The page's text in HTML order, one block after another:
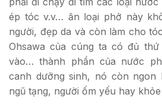
ép tóc v.v… ăn loại phở này
người, đẹp da và còn làm cho
Ohsawa của cúng ta có đủ
vào… thành phần của nước
canh dưỡng sinh, nó còn
ngũ tạng, người ốm yếu hay